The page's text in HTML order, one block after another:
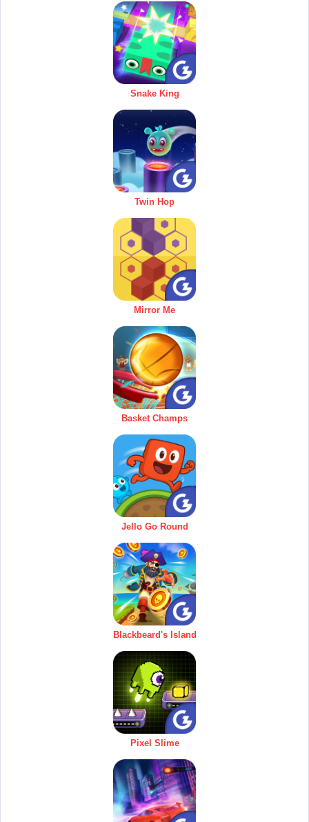
Snake King
Twin Hop
Mirror Me
Basket Champs
Jello Go Round
Blackbeard's Island
Pixel Slime